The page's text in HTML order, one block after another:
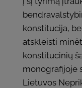
konstitucija,
atskleisti
konstitucinių
monografijoje
Lietuvos